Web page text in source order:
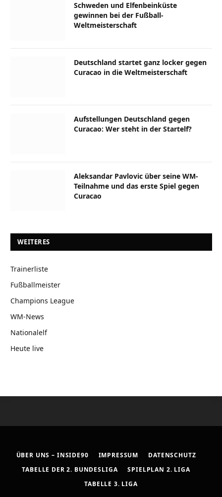
Schweden und Elfenbeinküste
gewinnen bei der Fußball-
Weltmeisterschaft
Deutschland startet ganz locker gegen
Curacao in die Weltmeisterschaft
Aufstellungen Deutschland gegen
Curacao: Wer steht in der Startelf?
Aleksandar Pavlovic über seine WM-
Teilnahme und das erste Spiel gegen
Curacao
WEITERES
Trainerliste
Fußballmeister
Champions League
WM-News
Nationalelf
Heute live
ÜBER UNS – INSIDE90 IMPRESSUM
DATENSCHUTZ
TABELLE DER 2. BUNDESLIGA
SPIELPLAN 2. LIGA
TABELLE 3. LIGA